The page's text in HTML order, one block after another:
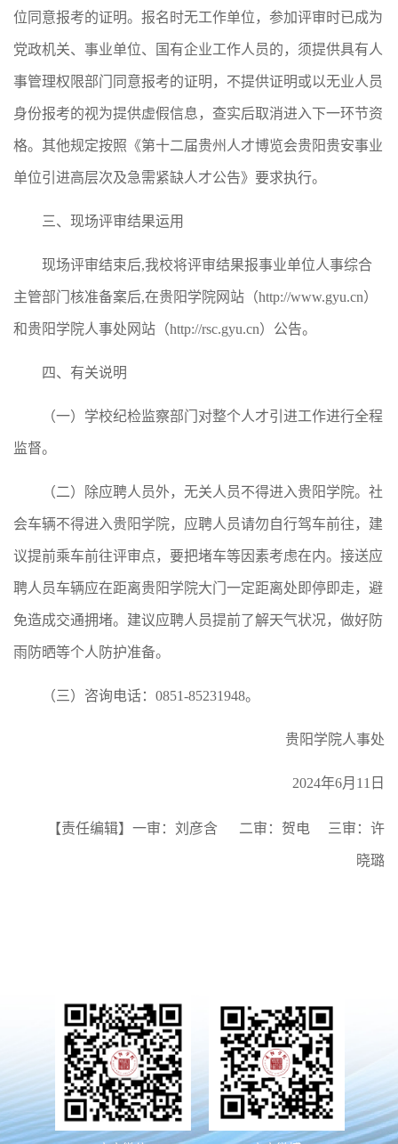
位同意报考的证明。报名时无工作单位，参加评审时已成为
党政机关、事业单位、国有企业工作人员的，须提供具有人
事管理权限部门同意报考的证明，不提供证明或以无业人员
身份报考的视为提供虚假信息，查实后取消进入下一环节资
格。其他规定按照《第十二届贵州人才博览会贵阳贵安事业
单位引进高层次及急需紧缺人才公告》要求执行。
三、现场评审结果运用
现场评审结束后,我校将评审结果报事业单位人事综合
主管部门核准备案后,在贵阳学院网站（http://www.gyu.cn）
和贵阳学院人事处网站（http://rsc.gyu.cn）公告。
四、有关说明
（一）学校纪检监察部门对整个人才引进工作进行全程
监督。
（二）除应聘人员外，无关人员不得进入贵阳学院。社
会车辆不得进入贵阳学院，应聘人员请勿自行驾车前往，建
议提前乘车前往评审点，要把堵车等因素考虑在内。接送应
聘人员车辆应在距离贵阳学院大门一定距离处即停即走，避
免造成交通拥堵。建议应聘人员提前了解天气状况，做好防
雨防晒等个人防护准备。
（三）咨询电话：0851-85231948。
贵阳学院人事处
2024年6月11日
【责任编辑】一审：刘彦含 二审：贺电 三审：许
晓璐